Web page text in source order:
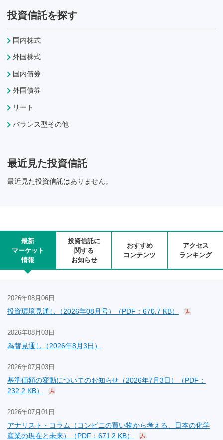
投資信託を探す
国内株式
外国株式
国内債券
外国債券
リート
バランス型その他
最近見た投資信託
最近見た投資信託はありません。
最新
マーケット
情報
投資信託に
関する
お知らせ
おすすめ
コンテンツ
アクセス
ランキング
2026年08月06日
投資環境見通し（2026年08月号）（PDF：670.7 KB）
2026年08月03日
為替見通し（2026年8月3日）
2026年07月03日
基準価額の変動についてのお知らせ（2026年7月3日）（PDF：
232.2 KB）
2026年07月01日
アナリスト・コラム（コンビニの買い物から考える、日本の化学
産業の現在と未来）（PDF：671.2 KB）